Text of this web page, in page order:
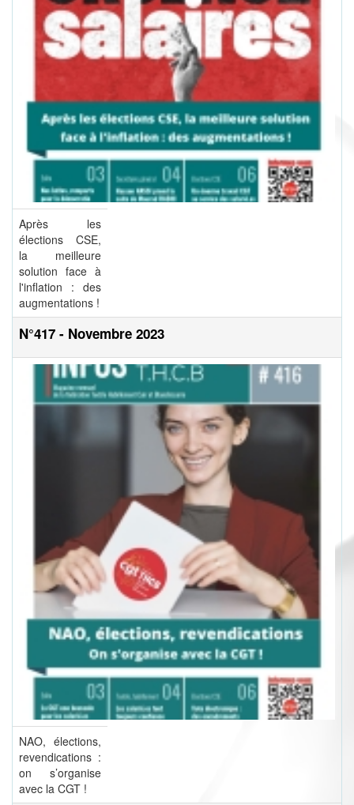
Après les
élections CSE,
la meilleure
solution face à
l'inflation : des
augmentations !
N°417 - Novembre 2023
NAO, élections,
revendications :
on s’organise
avec la CGT !